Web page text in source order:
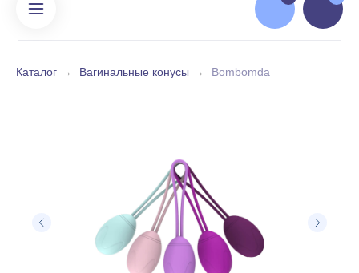
Каталог → Вагинальные конусы → Bombomda